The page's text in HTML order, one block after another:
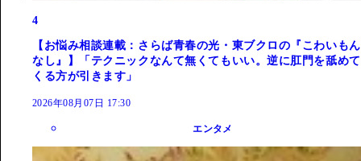
4
【お悩み相談連載：さらば青春の光・東ブクロの『こわいもん
なし』】「テクニックなんて無くてもいい。逆に肛門を舐めて
くる方が引きます」
2026年08月07日 17:30
エンタメ